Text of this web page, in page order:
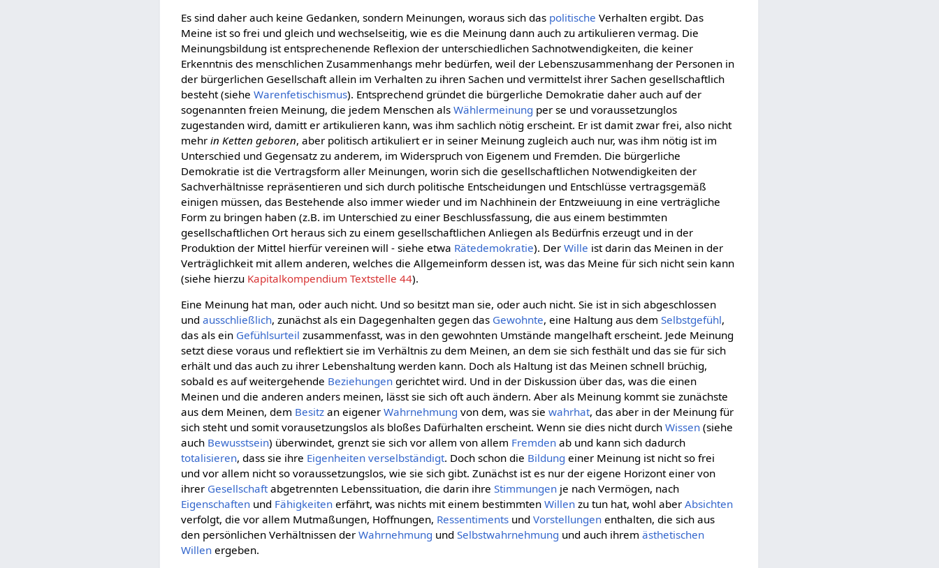
Es sind daher auch keine Gedanken, sondern Meinungen, woraus sich das politische Verhalten ergibt. Das
Meine ist so frei und gleich und wechselseitig, wie es die Meinung dann auch zu artikulieren vermag. Die
Meinungsbildung ist entsprechenende Reflexion der unterschiedlichen Sachnotwendigkeiten, die keiner
Erkenntnis des menschlichen Zusammenhangs mehr bedürfen, weil der Lebenszusammenhang der Personen in
der bürgerlichen Gesellschaft allein im Verhalten zu ihren Sachen und vermittelst ihrer Sachen gesellschaftlich
besteht (sieheWarenfetischismus). Entsprechend gründet die bürgerliche Demokratie daher auch auf der
sogenannten freien Meinung, die jedem Menschen alsWählermeinung per se und voraussetzunglos
zugestanden wird, damitt er artikulieren kann, was ihm sachlich nötig erscheint. Er ist damit zwar frei, also nicht
mehrin Ketten geboren, aber politisch artikuliert er in seiner Meinung zugleich auch nur, was ihm nötig ist im
Unterschied und Gegensatz zu anderem, im Widerspruch von Eigenem und Fremden. Die bürgerliche
Demokratie ist die Vertragsform aller Meinungen, worin sich die gesellschaftlichen Notwendigkeiten der
Sachverhältnisse repräsentieren und sich durch politische Entscheidungen und Entschlüsse vertragsgemäß
einigen müssen, das Bestehende also immer wieder und im Nachhinein der Entzweiuung in eine verträgliche
Form zu bringen haben (z.B. im Unterschied zu einer Beschlussfassung, die aus einem bestimmten
gesellschaftlichen Ort heraus sich zu einem gesellschaftlichen Anliegen als Bedürfnis erzeugt und in der
Produktion der Mittel hierfür vereinen will - siehe etwa Rätedemokratie). DerWille ist darin das Meinen in der
Verträglichkeit mit allem anderen, welches die Allgemeinform dessen ist, was das Meine für sich nicht sein kann
(siehe hierzu Kapitalkompendium Textstelle 44).
Eine Meinung hat man, oder auch nicht. Und so besitzt man sie, oder auch nicht. Sie ist in sich abgeschlossen
undausschließlich, zunächst als ein Dagegenhalten gegen das Gewohnte, eine Haltung aus demSelbstgefühl,
das als ein Gefühlsurteil zusammenfasst, was in den gewohnten Umstände mangelhaft erscheint. Jede Meinung
setzt diese voraus und reflektiert sie im Verhältnis zu dem Meinen, an dem sie sich festhält und das sie für sich
erhält und das auch zu ihrer Lebenshaltung werden kann. Doch als Haltung ist das Meinen schnell brüchig,
sobald es auf weitergehende Beziehungen gerichtet wird. Und in der Diskussion über das, was die einen
Meinen und die anderen anders meinen, lässt sie sich oft auch ändern. Aber als Meinung kommt sie zunächste
aus dem Meinen, dem Besitz an eigenerWahrnehmung von dem, was siewahrhat, das aber in der Meinung für
sich steht und somit vorausetzungslos als bloßes Dafürhalten erscheint. Wenn sie dies nicht durchWissen (siehe
auch Bewusstsein) überwindet, grenzt sie sich vor allem von allem Fremden ab und kann sich dadurch
totalisieren, dass sie ihre Eigenheiten verselbständigt. Doch schon die Bildung einer Meinung ist nicht so frei
und vor allem nicht so voraussetzungslos, wie sie sich gibt. Zunächst ist es nur der eigene Horizont einer von
ihrer Gesellschaftabgetrennten Lebenssituation, die darin ihreStimmungen je nach Vermögen, nach
Eigenschaften und Fähigkeiten erfährt, was nichts mit einem bestimmtenWillen zu tun hat, wohl aberAbsichten
verfolgt, die vor allem Mutmaßungen, Hoffnungen, Ressentiments undVorstellungen enthalten, die sich aus
den persönlichen Verhältnissen derWahrnehmung undSelbstwahrnehmung und auch ihremästhetischen
Willen ergeben.